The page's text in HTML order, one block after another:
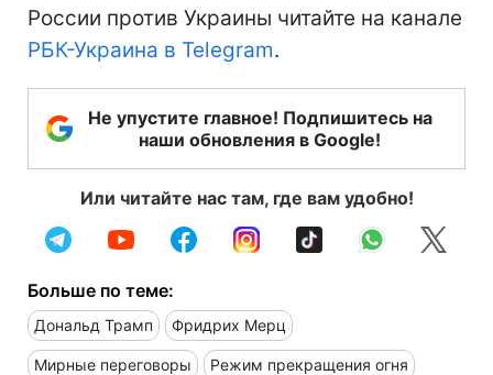
России против Украины читайте на канале
РБК-Украина в Telegram.
Не упустите главное! Подпишитесь на
наши обновления в Google!
Или читайте нас там, где вам удобно!
Больше по теме:
Дональд Трамп Фридрих Мерц
Мирные переговоры Режим прекращения огня